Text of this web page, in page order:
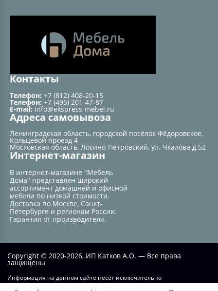
Контакты
Телефон: +7 (812) 408-20-15
Телефон: +7 (495) 201-47-87
E-mail: info@ekspress-mebel.ru
Адреса самовывоза
Ленинградская область, городской посёлок Фёдоровское,
Кольцевой проезд 4
Московская область, Лосино-Петровский, ул. Чкалова д.52
Интернет-магазин
В интернет-магазине "Мебель
Дома" представлен широкий
ассортимент домашней и офисной
мебели по низкой стоимости.
Доставка по Москве, Санкт-
Петербурге и регионам России.
Гарантия от производителя.
Copyright © 2020-2026, ИП Катков А.О. — Все права
защищены
Информация на данном сайте несёт исключительно